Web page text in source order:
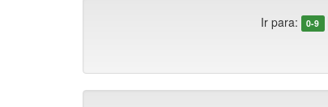
Ir para: 0-9